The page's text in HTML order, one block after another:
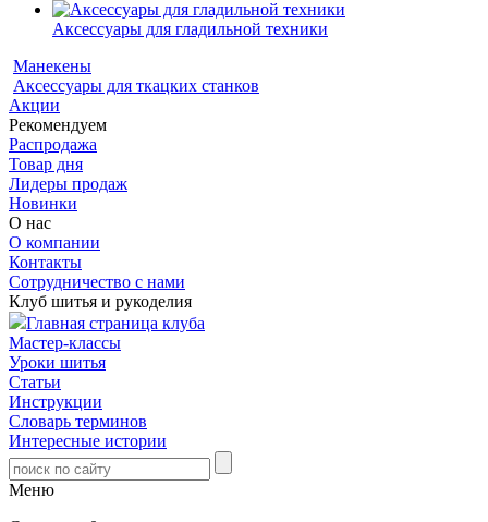
Аксессуары для гладильной техники
Манекены
Аксессуары для ткацких станков
Акции
Рекомендуем
Распродажа
Товар дня
Лидеры продаж
Новинки
О нас
О компании
Контакты
Сотрудничество с нами
Клуб шитья и рукоделия
Главная страница клуба
Мастер-классы
Уроки шитья
Статьи
Инструкции
Словарь терминов
Интересные истории
Меню